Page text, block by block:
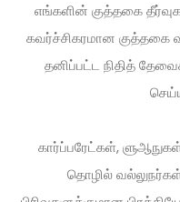
எங்களின் குத்தகை
கவர்ச்சிகரமான குத்தகை
தனிப்பட்ட நிதித்
கார்ப்பரேட்கள்,
தொழில்